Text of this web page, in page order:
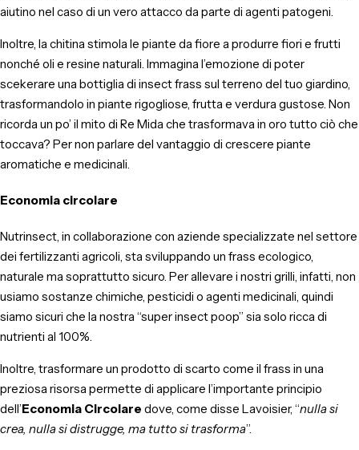
aiutino nel caso di un vero attacco da parte di agenti patogeni.
Inoltre, la chitina stimola le piante da fiore a produrre fiori e frutti
nonché oli e resine naturali. Immagina l’emozione di poter
scekerare una bottiglia di insect frass sul terreno del tuo giardino,
trasformandolo in piante rigogliose, frutta e verdura gustose. Non
ricorda un po’ il mito di Re Mida che trasformava in oro tutto ciò che
toccava? Per non parlare del vantaggio di crescere piante
aromatiche e medicinali.
Economia circolare
Nutrinsect, in collaborazione con aziende specializzate nel settore
dei fertilizzanti agricoli, sta sviluppando un frass ecologico,
naturale ma soprattutto sicuro. Per allevare i nostri grilli, infatti, non
usiamo sostanze chimiche, pesticidi o agenti medicinali, quindi
siamo sicuri che la nostra “super insect poop” sia solo ricca di
nutrienti al 100%.
Inoltre, trasformare un prodotto di scarto come il frass in una
preziosa risorsa permette di applicare l’importante principio
dell’Economia Circolare dove, come disse Lavoisier, “nulla si
crea, nulla si distrugge, ma tutto si trasforma”.